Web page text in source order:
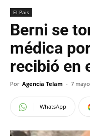
El Pais
Berni se
médica
recibió en
Por Agencia Telam - 7
WhatsApp